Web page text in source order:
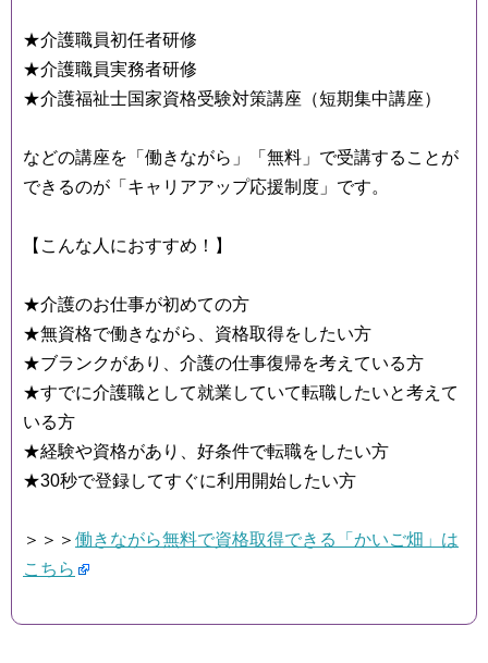
★介護職員初任者研修
★介護職員実務者研修
★介護福祉士国家資格受験対策講座（短期集中講座）
などの講座を「働きながら」「無料」で受講することが
できるのが「キャリアアップ応援制度」です。
【こんな人におすすめ！】
★介護のお仕事が初めての方
★無資格で働きながら、資格取得をしたい方
★ブランクがあり、介護の仕事復帰を考えている方
★すでに介護職として就業していて転職したいと考えて
いる方
★経験や資格があり、好条件で転職をしたい方
★30秒で登録してすぐに利用開始したい方
＞＞＞ 働きながら無料で資格取得できる「かいご畑」は
こちら